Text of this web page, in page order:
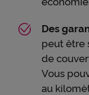
Des
peut être
de
Vous
au